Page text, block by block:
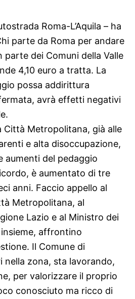
Roma-L’Aquila – ha
parte da Roma per andare
parte dei Comuni della Valle
4,10 euro a tratta. La
possa addirittura
avrà effetti negativi
Città Metropolitana, già alle
e alta disoccupazione,
aumenti del pedaggio
è aumentato di tre
anni. Faccio appello al
Metropolitana, al
Lazio e al Ministro dei
affrontino
Il Comune di
nella zona, sta lavorando,
per valorizzare il proprio
conosciuto ma ricco di